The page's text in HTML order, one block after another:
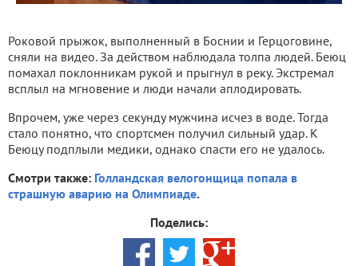
Роковой прыжок, выполненный в Боснии и Герцоговине,
сняли на видео. За действом наблюдала толпа людей. Беюц
помахал поклонникам рукой и прыгнул в реку. Экстремал
всплыл на мгновение и люди начали аплодировать.
Впрочем, уже через секунду мужчина исчез в воде. Тогда
стало понятно, что спортсмен получил сильный удар. К
Беюцу подплыли медики, однако спасти его не удалось.
Смотри также: Голландская велогонщица попала в
страшную аварию на Олимпиаде.
Поделись: